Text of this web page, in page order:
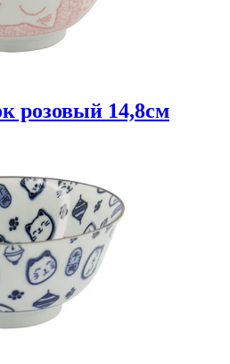
розовый 14,8см